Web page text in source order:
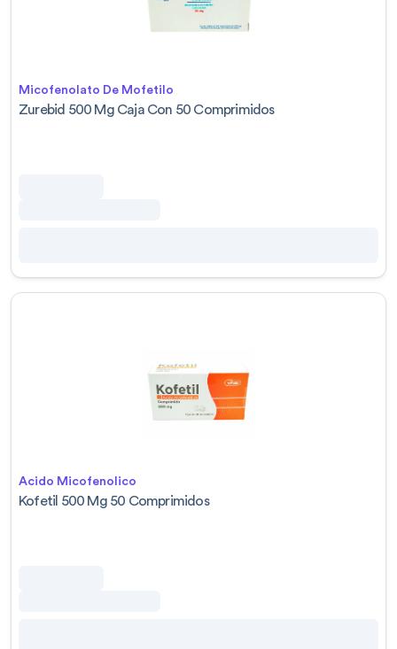
Micofenolato De Mofetilo
Zurebid 500 Mg Caja Con 50 Comprimidos
Acido Micofenolico
Kofetil 500 Mg 50 Comprimidos